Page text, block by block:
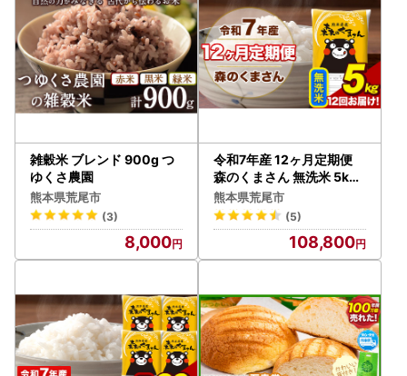
雑穀米 ブレンド 900g つ
ゆくさ農園
熊本県荒尾市
(3)
8,000
令和7年産 12ヶ月定期便
森のくまさん 無洗米 5kg
米
熊本県荒尾市
(5)
108,800